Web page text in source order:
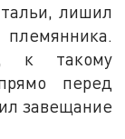
лишил
к такому
перед
завещание